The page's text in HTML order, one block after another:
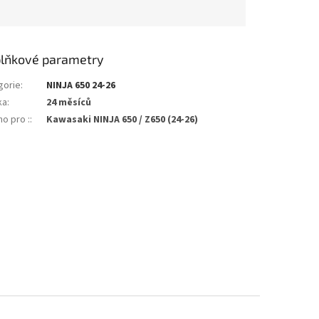
parametry
:
NINJA 650 24-26
:
24 měsíců
pro :: Kawasaki NINJA 650 / Z650 (24-26)